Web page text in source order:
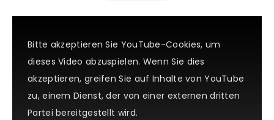
Bitte akzeptieren Sie YouTube-Cookies, um
dieses Video abzuspielen. Wenn Sie dies
akzeptieren, greifen Sie auf Inhalte von YouTube
zu, einem Dienst, der von einer externen dritten
Partei bereitgestellt wird.